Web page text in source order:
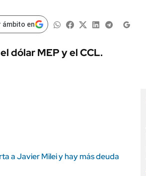
LIFESTYLE
ámbito en
dólar MEP y el CCL.
a Javier Milei y hay más deuda